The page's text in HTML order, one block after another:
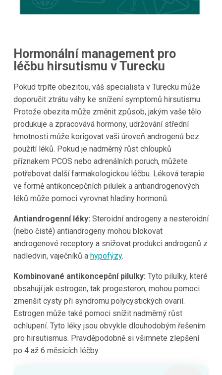
Hormonální management pro
léčbu hirsutismu v Turecku
Pokud trpíte obezitou, váš specialista v Turecku může
doporučit ztrátu váhy ke snížení symptomů hirsutismu.
Protože obezita může změnit způsob, jakým vaše tělo
produkuje a zpracovává hormony, udržování střední
hmotnosti může korigovat vaši úroveň androgenů bez
použití léků. Pokud je nadměrný růst chloupků
příznakem PCOS nebo adrenálních poruch, můžete
potřebovat další farmakologickou léčbu. Léková terapie
ve formě antikoncepčních pilulek a antiandrogenových
léků může pomoci vyrovnat hladiny hormonů.
Antiandrogenní léky: Steroidní androgeny a nesteroidní
(nebo čisté) antiandrogeny mohou blokovat
androgenové receptory a snižovat produkci androgenů z
nadledvin, vaječníků a hypofýzy.
Kombinované antikoncepční pilulky: Tyto pilulky, které
obsahují jak estrogen, tak progesteron, mohou pomoci
zmenšit cysty při syndromu polycystických ovarií.
Estrogen může také pomoci snížit nadměrný růst
ochlupení. Tyto léky jsou obvykle dlouhodobým řešením
pro hirsutismus. Pravděpodobně si všimnete zlepšení
po 4 až 6 měsících léčby.